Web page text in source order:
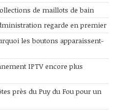
de maillots de bain
regarde en premier
les boutons apparaissent-
IPTV encore plus
près du Puy du Fou pour un